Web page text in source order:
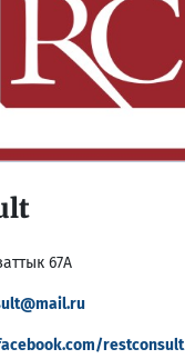
67А
restconsult